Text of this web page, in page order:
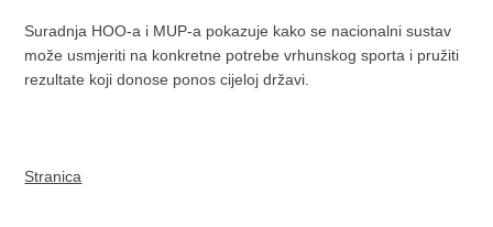
Suradnja HOO-a i MUP-a pokazuje kako se nacionalni sustav
može usmjeriti na konkretne potrebe vrhunskog sporta i pružiti
rezultate koji donose ponos cijeloj državi.
Stranica